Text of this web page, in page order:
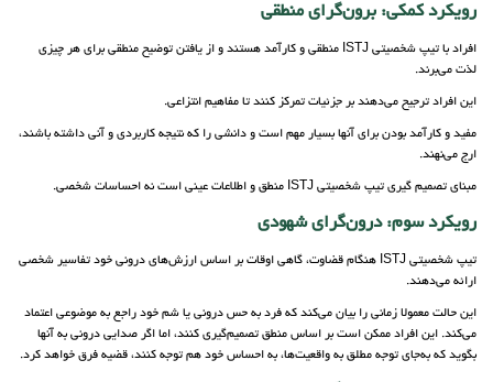
رویکرد کمکی: برون‌گرای منطقی
افراد با تیپ شخصیتی ISTJ منطقی و کارآمد هستند و از یافتن توضیح منطقی برای هر چیزی
لذت می‌برند.
این افراد ترجیح می‌دهند بر جزئیات تمرکز کنند تا مفاهیم انتزاعی.
مفید و کارآمد بودن برای آنها بسیار مهم است و دانشی را که نتیجه کاربردی و آنی داشته باشند،
ارج می‌نهند.
مبنای تصمیم‌ گیری تیپ شخصیتی ISTJ منطق و اطلاعات عینی است نه احساسات شخصی.
رویکرد سوم: درون‌گرای شهودی
تیپ شخصیتی ISTJ هنگام قضاوت، گاهی اوقات بر اساس ارزش‌های درونی خود تفاسیر شخصی
ارائه می‌دهند.
این حالت معمولا زمانی را بیان می‌کند که فرد به حس درونی یا شم خود راجع به موضوعی اعتماد
می‌کند. این افراد ممکن است بر اساس منطق تصمیم‌گیری کنند، اما اگر صدایی درونی به آنها
بگوید که به‌جای توجه مطلق به واقعیت‌ها، به احساس خود هم توجه کنند، قضیه فرق خواهد کرد.